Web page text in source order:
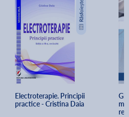
Electroterapie. Principii
practice - Cristina Daia